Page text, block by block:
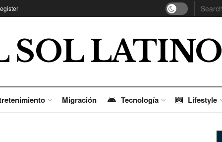
SOL LATINO
Migración Tecnología Lifestyle